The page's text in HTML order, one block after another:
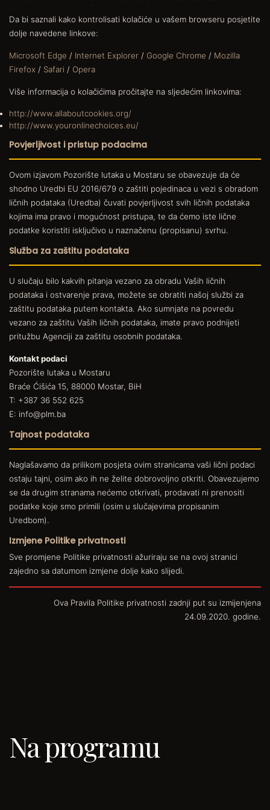
Da bi saznali kako kontrolisati kolačiće u vašem browseru posjetite
dolje navedene linkove:
Microsoft Edge / Internet Explorer / Google Chrome / Mozilla
Firefox / Safari / Opera
Više informacija o kolačićima pročitajte na sljedećim linkovima:
http://www.allaboutcookies.org/
http://www.youronlinechoices.eu/
Povjerljivost i pristup podacima
Ovom izjavom Pozorište lutaka u Mostaru se obavezuje da će
shodno Uredbi EU 2016/679 o zaštiti pojedinaca u vezi s obradom
ličnih podataka (Uredba) čuvati povjerljivost svih ličnih podataka
kojima ima pravo i mogućnost pristupa, te da ćemo iste lične
podatke koristiti isključivo u naznačenu (propisanu) svrhu.
Služba za zaštitu podataka
U slučaju bilo kakvih pitanja vezano za obradu Vaših ličnih
podataka i ostvarenje prava, možete se obratiti našoj službi za
zaštitu podataka putem kontakta. Ako sumnjate na povredu
vezano za zaštitu Vaših ličnih podataka, imate pravo podnijeti
pritužbu Agenciji za zaštitu osobnih podataka.
Kontakt podaci
Pozorište lutaka u Mostaru
Braće Ćišića 15, 88000 Mostar, BiH
T: +387 36 552 625
E: info@plm.ba
Tajnost podataka
Naglašavamo da prilikom posjeta ovim stranicama vaši lični podaci
ostaju tajni, osim ako ih ne želite dobrovoljno otkriti. Obavezujemo
se da drugim stranama nećemo otkrivati, prodavati ni prenositi
podatke koje smo primili (osim u slučajevima propisanim
Uredbom).
Izmjene Politike privatnosti
Sve promjene Politike privatnosti ažuriraju se na ovoj stranici
zajedno sa datumom izmjene dolje kako slijedi.
Ova Pravila Politike privatnosti zadnji put su izmijenjena
24.09.2020. godine.
Na programu